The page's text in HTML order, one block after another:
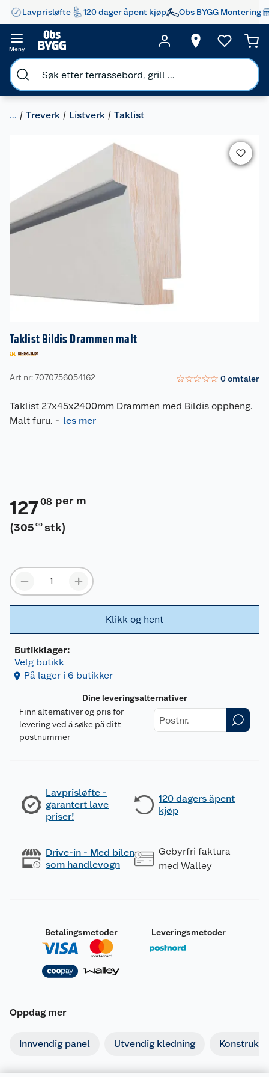
Lavprisløfte 120 dager åpent kjøp Obs BYGG Montering
Meny
... Treverk Listverk Taklist
Taklist Bildis Drammen malt
Art nr: 7070756054162 ☆☆☆☆☆ 0omtaler
Taklist 27x45x2400mm Drammen med Bildis oppheng.
Malt furu. - les mer
12708 per m
(305 00 stk)
Klikk og hent
Butikklager:
Velg butikk
På lager i 6 butikker
Dine leveringsalternativer
Finn alternativer og pris for
levering ved å søke på ditt
postnummer
Lavprisløfte -
garantert lave
priser!
120 dagers åpent
kjøp
Drive-in - Med bilen
som handlevogn
Gebyrfri faktura
med Walley
Betalingsmetoder Leveringsmetoder
Oppdag mer
Innvendig panel Utvendig kledning